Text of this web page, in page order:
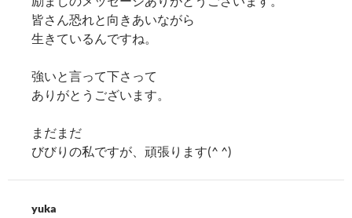
皆さん恐れと向きあいながら
生きているんですね。
強いと言って下さって
ありがとうございます。
まだまだ
びびりの私ですが、頑張ります(^ ^)
yuka